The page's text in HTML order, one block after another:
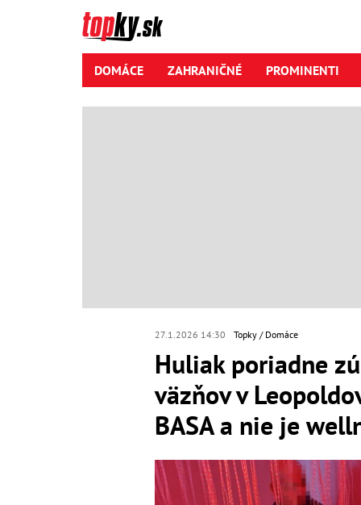
DOMÁCE ZAHRANIČNÉ PROMINENTI
27.1.2026 14:30 Topky Domáce
Huliak poriadne
väzňov v
BASA a nie je